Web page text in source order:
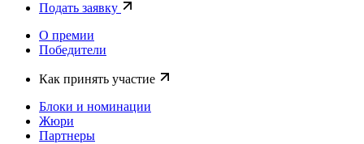
Подать заявку
О премии
Победители
Как принять участие
Блоки и номинации
Жюри
Партнеры